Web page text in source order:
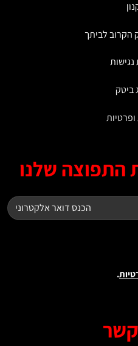
לביתך
שלנו